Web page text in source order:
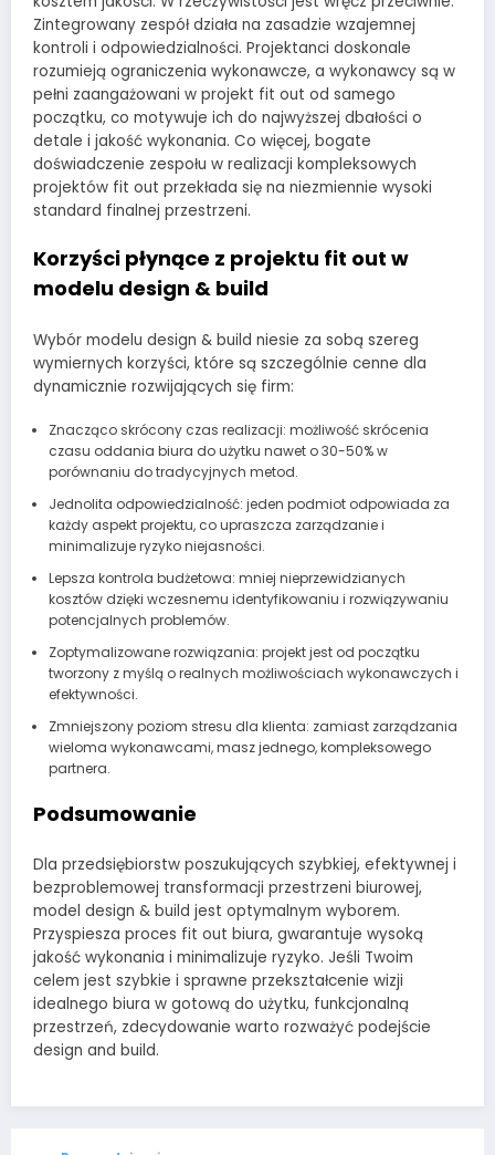
Zintegrowany zespół działa na zasadzie wzajemnej
kontroli i odpowiedzialności. Projektanci doskonale
rozumieją ograniczenia wykonawcze, a wykonawcy są w
pełni zaangażowani w projekt fit out od samego
początku, co motywuje ich do najwyższej dbałości o
detale i jakość wykonania. Co więcej, bogate
doświadczenie zespołu w realizacji kompleksowych
projektów fit out przekłada się na niezmiennie wysoki
standard finalnej przestrzeni.
Korzyści płynące z projektu fit out w
modelu design & build
Wybór modelu design & build niesie za sobą szereg
wymiernych korzyści, które są szczególnie cenne dla
dynamicznie rozwijających się firm:
Znacząco skrócony czas realizacji: możliwość skrócenia
czasu oddania biura do użytku nawet o 30-50% w
porównaniu do tradycyjnych metod.
Jednolita odpowiedzialność: jeden podmiot odpowiada za
każdy aspekt projektu, co upraszcza zarządzanie i
minimalizuje ryzyko niejasności.
Lepsza kontrola budżetowa: mniej nieprzewidzianych
kosztów dzięki wczesnemu identyfikowaniu i rozwiązywaniu
potencjalnych problemów.
Zoptymalizowane rozwiązania: projekt jest od początku
tworzony z myślą o realnych możliwościach wykonawczych i
efektywności.
Zmniejszony poziom stresu dla klienta: zamiast zarządzania
wieloma wykonawcami, masz jednego, kompleksowego
partnera.
Podsumowanie
Dla przedsiębiorstw poszukujących szybkiej, efektywnej i
bezproblemowej transformacji przestrzeni biurowej,
model design & build jest optymalnym wyborem.
Przyspiesza proces fit out biura, gwarantuje wysoką
jakość wykonania i minimalizuje ryzyko. Jeśli Twoim
celem jest szybkie i sprawne przekształcenie wizji
idealnego biura w gotową do użytku, funkcjonalną
przestrzeń, zdecydowanie warto rozważyć podejście
design and build.